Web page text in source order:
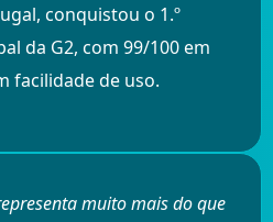
conquistou o 1.º
da G2, com 99/100 em
facilidade de uso.
muito mais do que